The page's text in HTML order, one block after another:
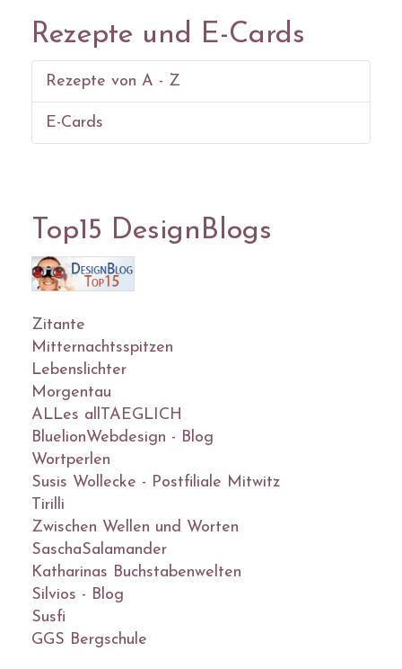
Rezepte und E-Cards
Rezepte von A - Z
E-Cards
Top15 DesignBlogs
Zitante
Mitternachtsspitzen
Lebenslichter
Morgentau
ALLes allTAEGLICH
BluelionWebdesign - Blog
Wortperlen
Susis Wollecke - Postfiliale Mitwitz
Tirilli
Zwischen Wellen und Worten
SaschaSalamander
Katharinas Buchstabenwelten
Silvios - Blog
Susfi
GGS Bergschule